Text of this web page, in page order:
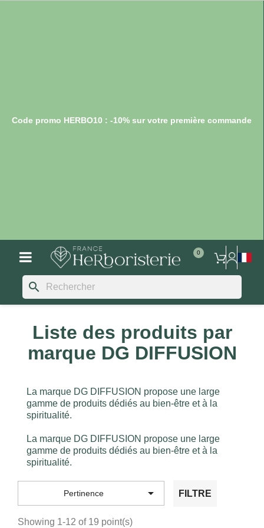
Code promo HERBO10 : -10% sur votre première commande
search
Liste des produits par
marque DG DIFFUSION
La marque DG DIFFUSION propose une large
gamme de produits dédiés au bien-être et à la
spiritualité.
La marque DG DIFFUSION propose une large
gamme de produits dédiés au bien-être et à la
spiritualité.
Pertinence  FILTRE
Showing 1-12 of 19 point(s)